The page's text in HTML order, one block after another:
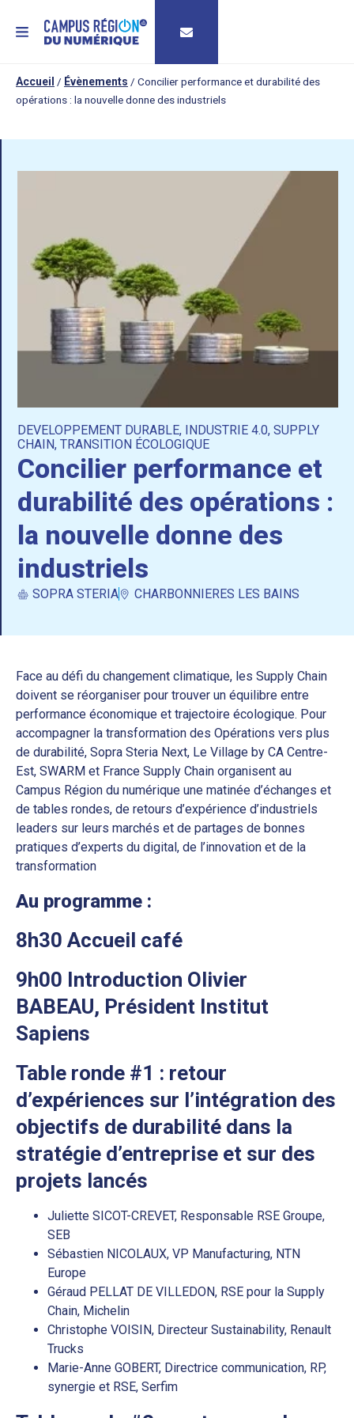
MENU
Accueil / Évènements / Concilier performance et durabilité des
opérations : la nouvelle donne des industriels
DEVELOPPEMENT DURABLE, INDUSTRIE 4.0, SUPPLY
CHAIN, TRANSITION ÉCOLOGIQUE
Concilier performance et
durabilité des opérations :
la nouvelle donne des
industriels
SOPRA STERIA CHARBONNIERES LES BAINS
Face au défi du changement climatique, les Supply Chain
doivent se réorganiser pour trouver un équilibre entre
performance économique et trajectoire écologique. Pour
accompagner la transformation des Opérations vers plus
de durabilité, Sopra Steria Next, Le Village by CA Centre-
Est, SWARM et France Supply Chain organisent au
Campus Région du numérique une matinée d’échanges et
de tables rondes, de retours d’expérience d’industriels
leaders sur leurs marchés et de partages de bonnes
pratiques d’experts du digital, de l’innovation et de la
transformation
Au programme :
8h30 Accueil café
9h00 Introduction Olivier
BABEAU, Président Institut
Sapiens
​​​​​​​Table ronde #1 : retour
d’expériences sur l’intégration des
objectifs de durabilité dans la
stratégie d’entreprise et sur des
projets lancés
Juliette SICOT-CREVET, Responsable RSE Groupe,
SEB
Sébastien NICOLAUX, VP Manufacturing, NTN
Europe
Géraud PELLAT DE VILLEDON, RSE pour la Supply
Chain, Michelin
Christophe VOISIN, Directeur Sustainability, Renault
Trucks
Marie-Anne GOBERT, Directrice communication, RP,
synergie et RSE, Serfim